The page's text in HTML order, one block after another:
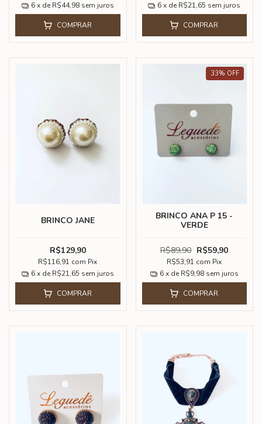
6 x de R$44,98 sem juros
COMPRAR
6 x de R$21,65 sem juros
COMPRAR
BRINCO JANE
R$129,90
R$116,91 com Pix
6 x de R$21,65 sem juros
COMPRAR
33% OFF
BRINCO ANA P 15 -
VERDE
R$89,90 R$59,90
R$53,91 com Pix
6 x de R$9,98 sem juros
COMPRAR